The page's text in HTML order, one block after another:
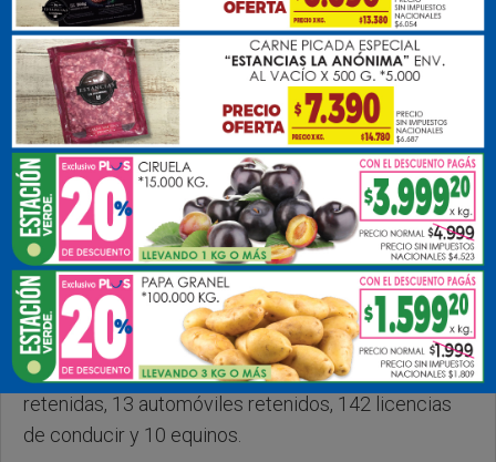
Jueves, 02 de Abril de 2026 . 10:02 Hs.
La Subsecretaría de Tránsito, a cargo de Gerardo
Alejandro, informó que durante el mes de marzo se
labraron 305 infracciones, con 127 motocicletas
retenidas, 13 automóviles retenidos, 142 licencias
de conducir y 10 equinos.